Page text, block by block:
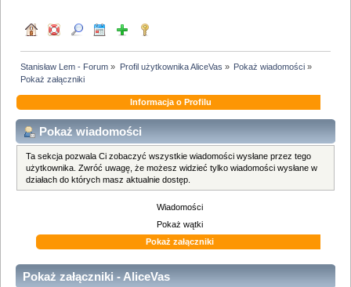
Stanisław Lem - Forum » Profil użytkownika AliceVas » Pokaż wiadomości»
Pokaż załączniki
Informacja o Profilu
Pokaż wiadomości
Ta sekcja pozwala Ci zobaczyć wszystkie wiadomości wysłane przez tego
użytkownika. Zwróć uwagę, że możesz widzieć tylko wiadomości wysłane w
działach do których masz aktualnie dostęp.
Wiadomości
Pokaż wątki
Pokaż załączniki
Pokaż załączniki - AliceVas